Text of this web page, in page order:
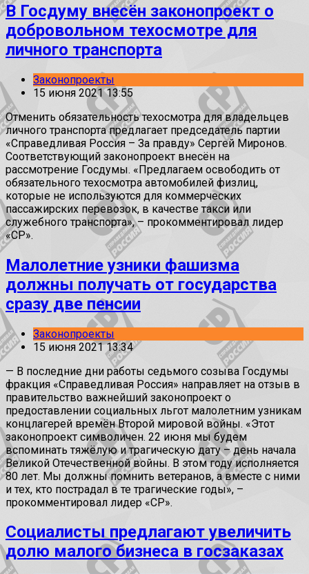
В Госдуму внесён законопроект о
добровольном техосмотре для
личного транспорта
Законопроекты
15 июня 2021 13:55
Отменить обязательность техосмотра для владельцев
личного транспорта предлагает председатель партии
«Справедливая Россия – За правду» Сергей Миронов.
Соответствующий законопроект внесён на
рассмотрение Госдумы. «Предлагаем освободить от
обязательного техосмотра автомобилей физлиц,
которые не используются для коммерческих
пассажирских перевозок, в качестве такси или
служебного транспорта», – прокомментировал лидер
«СР».
Малолетние узники фашизма
должны получать от государства
сразу две пенсии
Законопроекты
15 июня 2021 13:34
— В последние дни работы седьмого созыва Госдумы
фракция «Справедливая Россия» направляет на отзыв в
правительство важнейший законопроект о
предоставлении социальных льгот малолетним узникам
концлагерей времён Второй мировой войны. «Этот
законопроект символичен. 22 июня мы будем
вспоминать тяжёлую и трагическую дату – день начала
Великой Отечественной войны. В этом году исполняется
80 лет. Мы должны помнить ветеранов, а вместе с ними
и тех, кто пострадал в те трагические годы», –
прокомментировал лидер «СР».
Социалисты предлагают увеличить
долю малого бизнеса в госзаказах